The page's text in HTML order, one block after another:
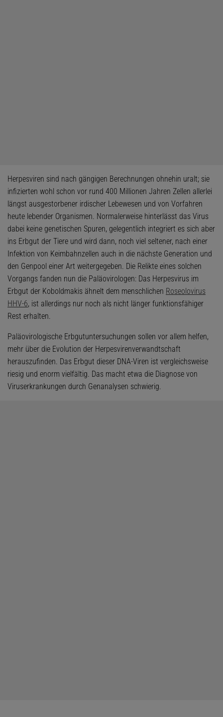
Herpesviren sind nach gängigen Berechnungen ohnehin uralt; sie
infizierten wohl schon vor rund 400 Millionen Jahren Zellen allerlei
längst ausgestorbener irdischer Lebewesen und von Vorfahren
heute lebender Organismen. Normalerweise hinterlässt das Virus
dabei keine genetischen Spuren, gelegentlich integriert es sich aber
ins Erbgut der Tiere und wird dann, noch viel seltener, nach einer
Infektion von Keimbahnzellen auch in die nächste Generation und
den Genpool einer Art weitergegeben. Die Relikte eines solchen
Vorgangs fanden nun die Paläovirologen: Das Herpesvirus im
Erbgut der Koboldmakis ähnelt dem menschlichen Roseolovirus
HHV-6, ist allerdings nur noch als nicht länger funktionsfähiger
Rest erhalten.
Paläovirologische Erbgutuntersuchungen sollen vor allem helfen,
mehr über die Evolution der Herpesvirenverwandtschaft
herauszufinden. Das Erbgut dieser DNA-Viren ist vergleichsweise
riesig und enorm vielfältig. Das macht etwa die Diagnose von
Viruserkrankungen durch Genanalysen schwierig.